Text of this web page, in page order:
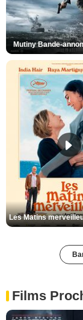
Mutiny Bande-
Films